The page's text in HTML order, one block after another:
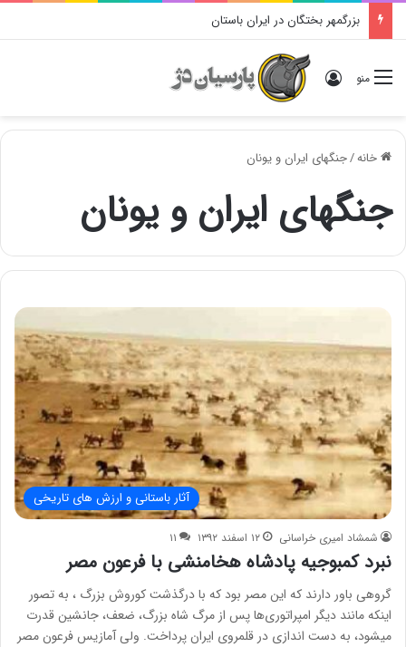
بزرگمهر بختگان در ایران باستان
منو ورود
خانه/جنگهای ایران و یونان
جنگهای ایران و یونان
آثار باستانی و ارزش های تاریخی
شمشاد امیری خراسانی ۱۲ اسفند ۱۳۹۲ ۱۱
نبرد کمبوجیه پادشاه هخامنشی با فرعون مصر
گروهی باور دارند که این مصر بود که با درگذشت کوروش بزرگ ، به تصور
اینکه مانند دیگر امپراتوری‌ها پس از مرگ شاه بزرگ، ضعف، جانشین قدرت
میشود، به دست اندازی در قلمروی ایران پرداخت. ولی آمازیس فرعون مصر